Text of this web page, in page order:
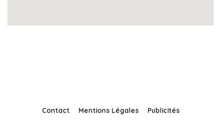
Contact Mentions Légales Publicités